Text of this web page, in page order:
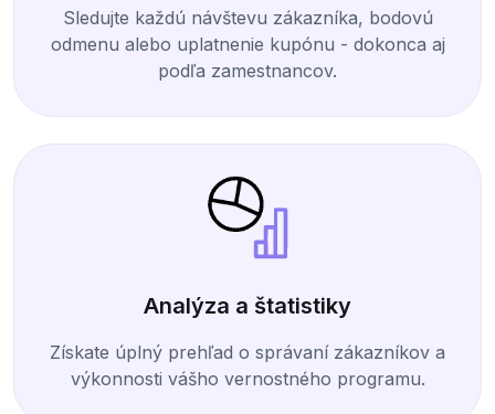
Sledujte každú návštevu zákazníka, bodovú
odmenu alebo uplatnenie kupónu - dokonca aj
podľa zamestnancov.
Analýza a štatistiky
Získate úplný prehľad o správaní zákazníkov a
výkonnosti vášho vernostného programu.